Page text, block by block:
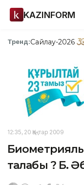
KAZINFORM
Тренд:Сайлау-2026
12:35, 20 Қаңтар 2009
талабы ? Б.